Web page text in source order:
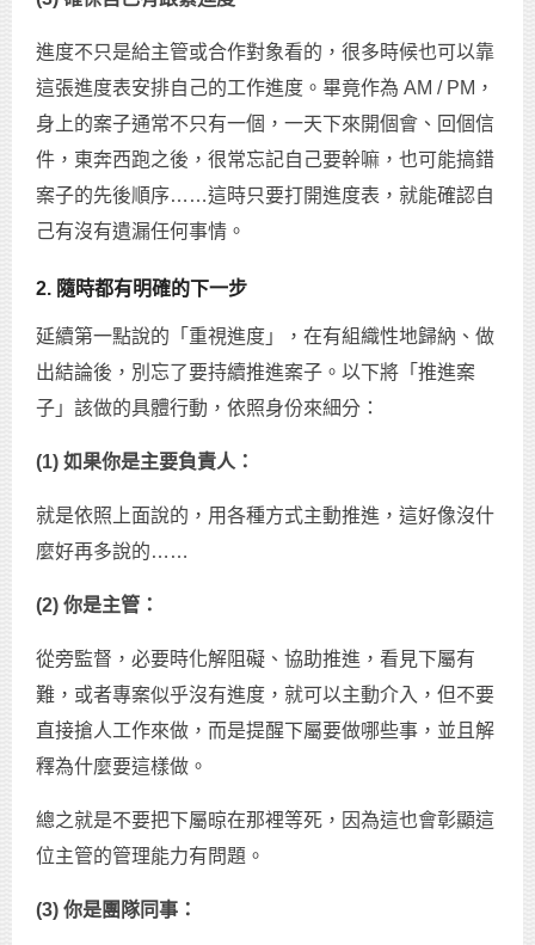
進度不只是給主管或合作對象看的，很多時候也可以靠
這張進度表安排自己的工作進度。畢竟作為 AM / PM，
身上的案子通常不只有一個，一天下來開個會、回個信
件，東奔西跑之後，很常忘記自己要幹嘛，也可能搞錯
案子的先後順序……這時只要打開進度表，就能確認自
己有沒有遺漏任何事情。
2. 隨時都有明確的下一步
延續第一點說的「重視進度」，在有組織性地歸納、做
出結論後，別忘了要持續推進案子。以下將「推進案
子」該做的具體行動，依照身份來細分：
(1) 如果你是主要負責人：
就是依照上面說的，用各種方式主動推進，這好像沒什
麼好再多說的……
(2) 你是主管：
從旁監督，必要時化解阻礙、協助推進，看見下屬有
難，或者專案似乎沒有進度，就可以主動介入，但不要
直接搶人工作來做，而是提醒下屬要做哪些事，並且解
釋為什麼要這樣做。
總之就是不要把下屬晾在那裡等死，因為這也會彰顯這
位主管的管理能力有問題。
(3) 你是團隊同事：